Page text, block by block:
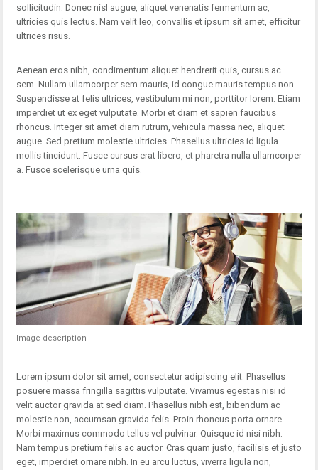
sollicitudin. Donec nisl augue, aliquet venenatis fermentum ac,
ultricies quis lectus. Nam velit leo, convallis et ipsum sit amet, efficitur
ultrices risus.
Aenean eros nibh, condimentum aliquet hendrerit quis, cursus ac
sem. Nullam ullamcorper sem mauris, id congue mauris tempus non.
Suspendisse at felis ultrices, vestibulum mi non, porttitor lorem. Etiam
imperdiet ut ex eget vulputate. Morbi et diam et sapien faucibus
rhoncus. Integer sit amet diam rutrum, vehicula massa nec, aliquet
augue. Sed pretium molestie ultricies. Phasellus ultricies id ligula
mollis tincidunt. Fusce cursus erat libero, et pharetra nulla ullamcorper
a. Fusce scelerisque urna quis.
Image description
Lorem ipsum dolor sit amet, consectetur adipiscing elit. Phasellus
posuere massa fringilla sagittis vulputate. Vivamus egestas nisi id
velit auctor gravida at sed diam. Phasellus nibh est, bibendum ac
molestie non, accumsan gravida felis. Proin rhoncus porta ornare.
Morbi maximus commodo tellus vel pulvinar. Quisque id nisi nibh.
Nam tempus pretium felis ac auctor. Cras quam justo, facilisis et justo
eget, imperdiet ornare nibh. In eu arcu luctus, viverra ligula non,